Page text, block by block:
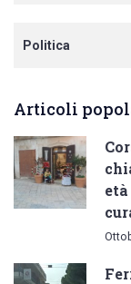
Politica
Articoli